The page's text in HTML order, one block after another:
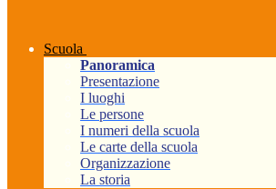
Scuola
Panoramica
Presentazione
I luoghi
Le persone
I numeri della scuola
Le carte della scuola
Organizzazione
La storia